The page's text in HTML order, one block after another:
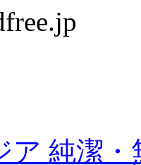
ア 純潔